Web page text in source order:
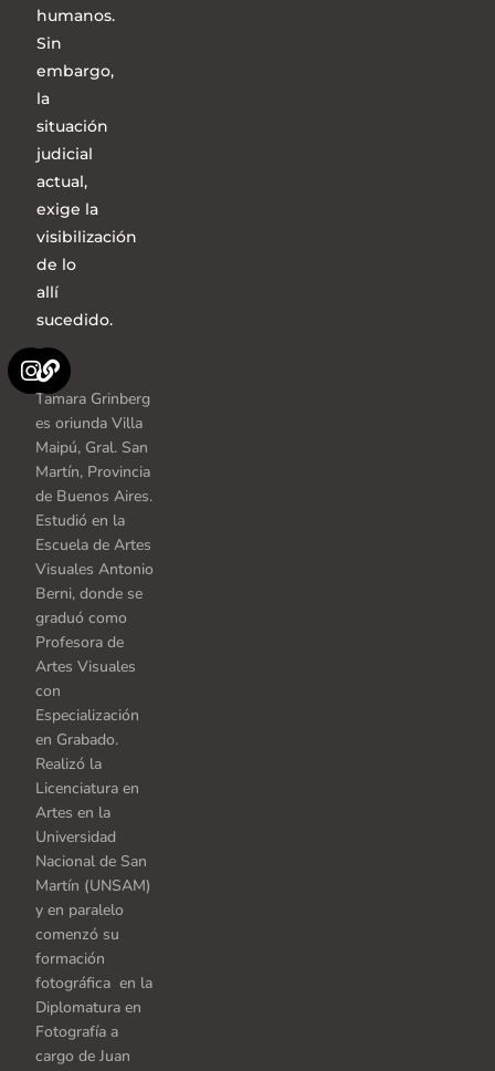
humanos.
Sin
embargo,
la
situación
judicial
actual,
exige la
visibilización
de lo
allí
sucedido.
Tamara Grinberg
es oriunda Villa
Maipú, Gral. San
Martín, Provincia
de Buenos Aires.
Estudió en la
Escuela de Artes
Visuales Antonio
Berni, donde se
graduó como
Profesora de
Artes Visuales
con
Especialización
en Grabado.
Realizó la
Licenciatura en
Artes en la
Universidad
Nacional de San
Martín (UNSAM)
y en paralelo
comenzó su
formación
fotográfica en la
Diplomatura en
Fotografía a
cargo de Juan